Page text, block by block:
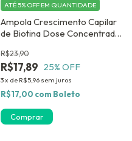
Ampola Crescimento Capilar
de Biotina Dose Concentrada
unidades
R$17,89
R$23,90
25% OFF
3x de R$5,96 sem juros
ATÉ 5% OFF EM QUANTIDADE
R$17,00 com Boleto
Comprar